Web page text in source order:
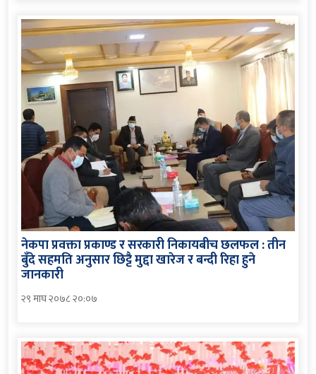
नेकपा प्रवक्ता प्रकाण्ड र सरकारी निकायबीच छलफल : तीन
बुँदे सहमति अनुसार छिट्टै मुद्दा खारेज र बन्दी रिहा हुने
जानकारी
२९ माघ २०७८ २०:०७